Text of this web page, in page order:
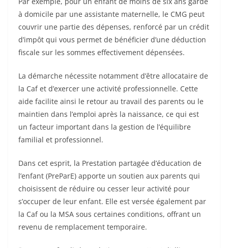
à domicile par une assistante maternelle, le CMG peut
couvrir une partie des dépenses, renforcé par un crédit
d’impôt qui vous permet de bénéficier d’une déduction
fiscale sur les sommes effectivement dépensées.
La démarche nécessite notamment d’être allocataire de
la Caf et d’exercer une activité professionnelle. Cette
aide facilite ainsi le retour au travail des parents ou le
maintien dans l’emploi après la naissance, ce qui est
un facteur important dans la gestion de l’équilibre
familial et professionnel.
Dans cet esprit, la Prestation partagée d’éducation de
l’enfant (PreParE) apporte un soutien aux parents qui
choisissent de réduire ou cesser leur activité pour
s’occuper de leur enfant. Elle est versée également par
la Caf ou la MSA sous certaines conditions, offrant un
revenu de remplacement temporaire.